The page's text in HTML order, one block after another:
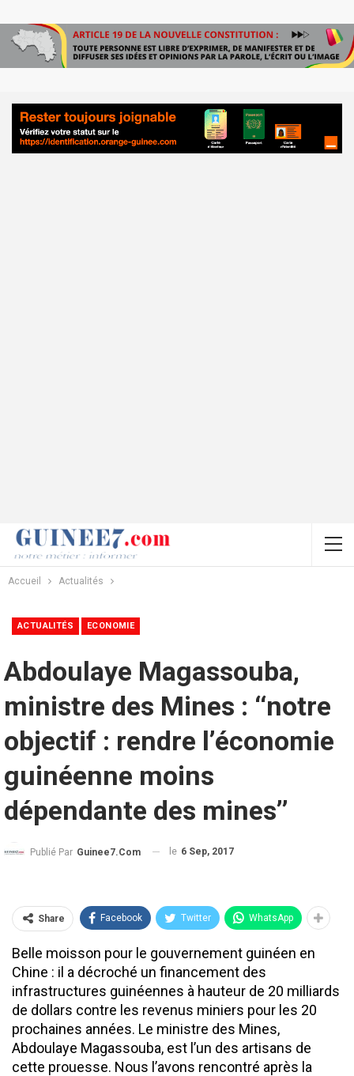
Accueil Actualités
ACTUALITÉS ECONOMIE
Abdoulaye Magassouba,
ministre des Mines : ‘‘notre
objectif : rendre l’économie
guinéenne moins
dépendante des mines’’
Publié Par Guinee7.com le 6 Sep, 2017
Share Facebook Twitter WhatsApp
Belle moisson pour le gouvernement guinéen en
Chine : il a décroché un financement des
infrastructures guinéennes à hauteur de 20 milliards
de dollars contre les revenus miniers pour les 20
prochaines années. Le ministre des Mines,
Abdoulaye Magassouba, est l’un des artisans de
cette prouesse. Nous l’avons rencontré après la